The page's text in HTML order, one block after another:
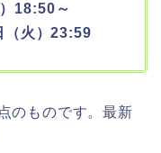
18:50～
（火）23:59
のものです。最新